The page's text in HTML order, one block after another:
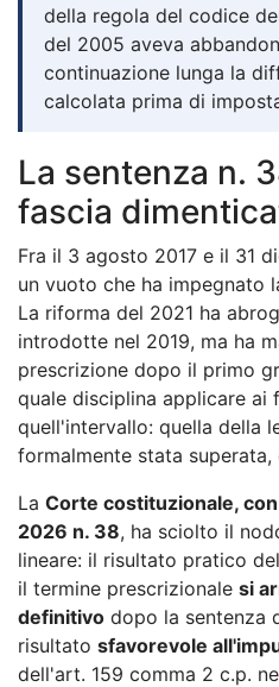
della regola del codice
del 2005 aveva
continuazione lunga la
calcolata prima di
La sentenza n.
fascia
Fra il 3 agosto 2017 e il 31
un vuoto che ha impegnato
La riforma del 2021 ha
introdotte nel 2019, ma ha
prescrizione dopo il primo
quale disciplina applicare ai
quell'intervallo: quella della
formalmente stata superata,
La Corte costituzionale,
2026 n. 38, ha sciolto il
lineare: il risultato pratico
il termine prescrizionale si
definitivo dopo la sentenza
risultato sfavorevole
dell'art. 159 comma 2 c.p.